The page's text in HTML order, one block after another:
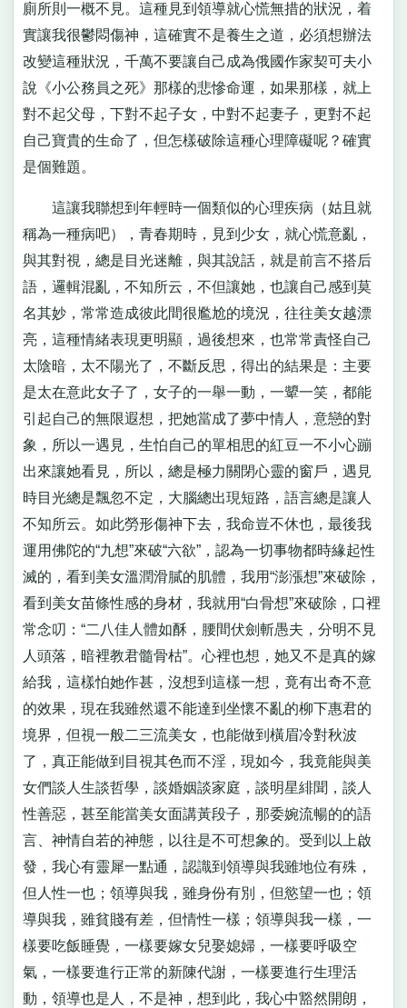
廁所則一概不見。這種見到領導就心慌無措的狀況，着
實讓我很鬱悶傷神，這確實不是養生之道，必須想辦法
改變這種狀況，千萬不要讓自己成為俄國作家契可夫小
說《小公務員之死》那樣的悲慘命運，如果那樣，就上
對不起父母，下對不起子女，中對不起妻子，更對不起
自己寶貴的生命了，但怎樣破除這種心理障礙呢？確實
是個難題。
這讓我聯想到年輕時一個類似的心理疾病（姑且就
稱為一種病吧），青春期時，見到少女，就心慌意亂，
與其對視，總是目光迷離，與其說話，就是前言不搭后
語，邏輯混亂，不知所云，不但讓她，也讓自己感到莫
名其妙，常常造成彼此間很尷尬的境況，往往美女越漂
亮，這種情緒表現更明顯，過後想來，也常常責怪自己
太陰暗，太不陽光了，不斷反思，得出的結果是：主要
是太在意此女子了，女子的一舉一動，一顰一笑，都能
引起自己的無限遐想，把她當成了夢中情人，意戀的對
象，所以一遇見，生怕自己的單相思的紅豆一不小心蹦
出來讓她看見，所以，總是極力關閉心靈的窗戶，遇見
時目光總是飄忽不定，大腦總出現短路，語言總是讓人
不知所云。如此勞形傷神下去，我命豈不休也，最後我
運用佛陀的“九想”來破“六欲”，認為一切事物都時緣起性
滅的，看到美女溫潤滑膩的肌體，我用“澎漲想”來破除，
看到美女苗條性感的身材，我就用“白骨想”來破除，口裡
常念叨：“二八佳人體如酥，腰間伏劍斬愚夫，分明不見
人頭落，暗裡教君髓骨枯”。心裡也想，她又不是真的嫁
給我，這樣怕她作甚，沒想到這樣一想，竟有出奇不意
的效果，現在我雖然還不能達到坐懷不亂的柳下惠君的
境界，但視一般二三流美女，也能做到橫眉冷對秋波
了，真正能做到目視其色而不淫，現如今，我竟能與美
女們談人生談哲學，談婚姻談家庭，談明星緋聞，談人
性善惡，甚至能當美女面講黃段子，那委婉流暢的的語
言、神情自若的神態，以往是不可想象的。受到以上啟
發，我心有靈犀一點通，認識到領導與我雖地位有殊，
但人性一也；領導與我，雖身份有別，但慾望一也；領
導與我，雖貧賤有差，但情性一樣；領導與我一樣，一
樣要吃飯睡覺，一樣要嫁女兒娶媳婦，一樣要呼吸空
氣，一樣要進行正常的新陳代謝，一樣要進行生理活
動，領導也是人，不是神，想到此，我心中豁然開朗，